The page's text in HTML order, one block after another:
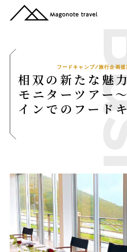
会社概要
リクルート情報
最新情報
旅行条件書
MAGONOTE TRAVEL
孫の手トラベル
トップ
ツアー一覧
参加の流れ
フードキャンプ/旅行企画
相双の新たな魅
モニターツアー
インでのフード